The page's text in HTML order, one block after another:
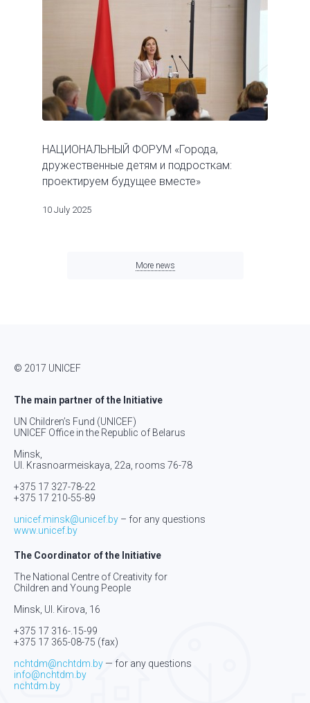
НАЦИОНАЛЬНЫЙ ФОРУМ «Города,
дружественные детям и подросткам:
проектируем будущее вместе»
10 July 2025
More news
© 2017 UNICEF
The main partner of the Initiative
UN Children’s Fund (UNICEF)
UNICEF Office in the Republic of Belarus
Minsk,
Ul. Krasnoarmeiskaya, 22а, rooms 76-78
+375 17 327-78-22
+375 17 210-55-89
unicef.minsk@unicef.by – for any questions
www.unicef.by
The Coordinator of the Initiative
The National Centre of Creativity for
Children and Young People
Minsk, Ul. Kirova, 16
+375 17 316-.15-99
+375 17 365-08-75 (fax)
nchtdm@nchtdm.by — for any questions
info@nchtdm.by
nchtdm.by